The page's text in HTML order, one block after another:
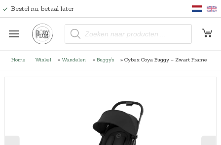
Bestel nu, betaal later
P
o
c
Home Winkel » Wandelen » Buggy's » Cybex Coya Buggy – Zwart Frame